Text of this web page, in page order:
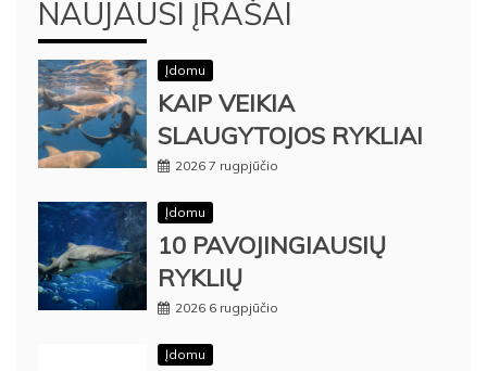
NAUJAUSI ĮRAŠAI
Įdomu
KAIP VEIKIA
SLAUGYTOJOS RYKLIAI
2026 7 rugpjūčio
Įdomu
10 PAVOJINGIAUSIŲ
RYKLIŲ
2026 6 rugpjūčio
Įdomu